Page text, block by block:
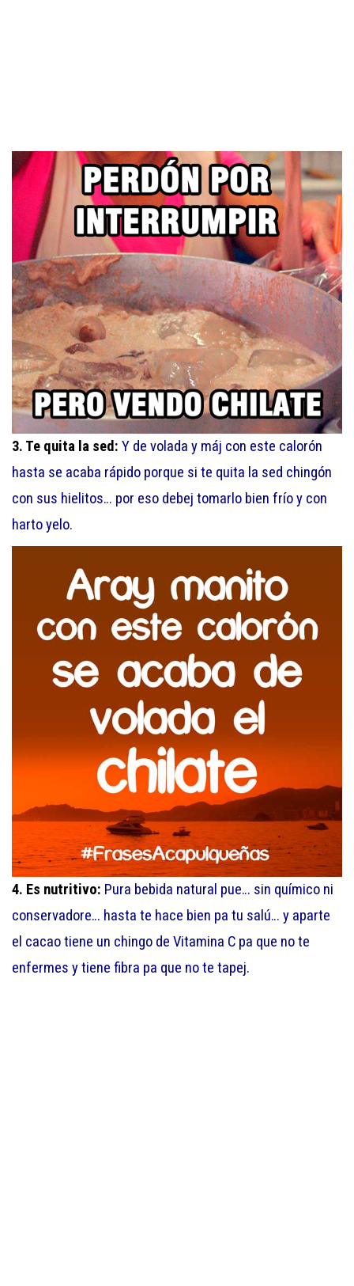
3. Te quita la sed: Y de volada y máj con este calorón
hasta se acaba rápido porque si te quita la sed chingón
con sus hielitos… por eso debej tomarlo bien frío y con
harto yelo.
4. Es nutritivo: Pura bebida natural pue… sin químico ni
conservadore… hasta te hace bien pa tu salú… y aparte
el cacao tiene un chingo de Vitamina C pa que no te
enfermes y tiene fibra pa que no te tapej.